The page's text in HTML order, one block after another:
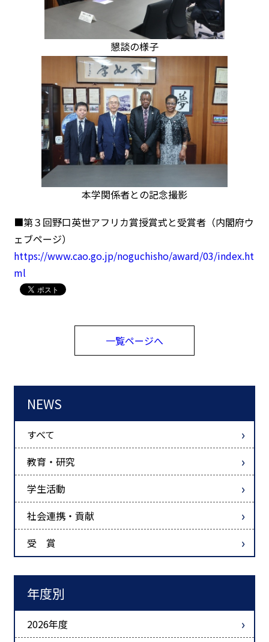
懇談の様子
本学関係者との記念撮影
■第３回野口英世アフリカ賞授賞式と受賞者（内閣府ウ
ェブページ）
https://www.cao.go.jp/noguchisho/award/03/index.ht
ml
一覧ページへ
NEWS
すべて
教育・研究
学生活動
社会連携・貢献
受 賞
年度別
2026年度